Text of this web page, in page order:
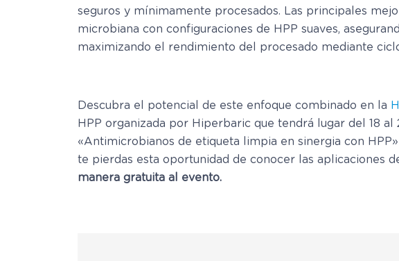
seguros y mínimamente procesados. Las principales
microbiana con configuraciones de HPP suaves,
maximizando el rendimiento del procesado mediante
Descubra el potencial de este enfoque combinado en la
HPP organizada por Hiperbaric que tendrá lugar del 18 al
«Antimicrobianos de etiqueta limpia en sinergia con
te pierdas esta oportunidad de conocer las aplicaciones
manera gratuita al evento.